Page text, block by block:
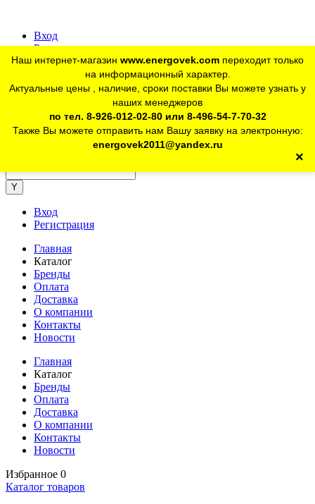
Вход
Регистрация
Для юр. лиц:+7 (926) 012-02-80
telegram Розничный магазин:+7 (925) 902-46-10
Наш интернет-магазин www.energovek.com переходит только
на информационный характер.
Актуальные цены , наличие, сроки поставки Вы можете узнать у
наших менеджеров
по тел. 8-926-012-02-80 или 8-496-54-7-70-32
Также Вы можете отправить нам Вашу заявку на электронную:
energovek2011@yandex.ru
×
Вход
Регистрация
Главная
Каталог
Бренды
Оплата
Доставка
О компании
Контакты
Новости
Главная
Каталог
Бренды
Оплата
Доставка
О компании
Контакты
Новости
Избранное 0
Каталог товаров